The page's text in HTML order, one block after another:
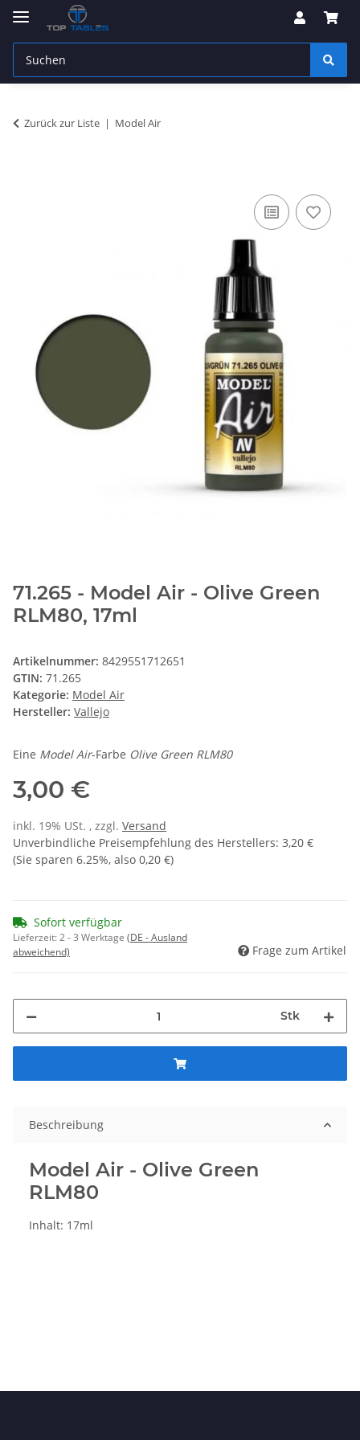
Zurück zur Liste Model Air
71.265 - Model Air - Olive Green
RLM80, 17ml
Artikelnummer: 8429551712651
GTIN: 71.265
Kategorie: Model Air
Hersteller: Vallejo
Eine Model Air-Farbe Olive Green RLM80
3,00 €
inkl. 19% USt. , zzgl. Versand
Unverbindliche Preisempfehlung des Herstellers: 3,20 €
(Sie sparen 6.25%, also 0,20 €)
Sofort verfügbar
Lieferzeit:2 - 3 Werktage (DE - Ausland
abweichend)
Frage zum Artikel
Stk
Beschreibung
Model Air - Olive Green
RLM80
Inhalt: 17ml